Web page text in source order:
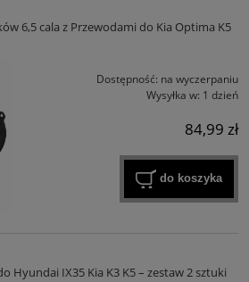
6,5 cala z Przewodami do Kia Optima K5
Dostępność: na wyczerpaniu
Wysyłka w: 1 dzień
84,99 zł
do koszyka
Hyundai IX35 Kia K3 K5 – zestaw 2 sztuki